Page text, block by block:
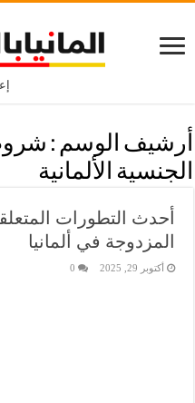
أرشيف الوسم :
الجنسية الألمانية
أحدث التطورات
المزدوجة في ألمانيا
أكتوبر 29, 2025 0